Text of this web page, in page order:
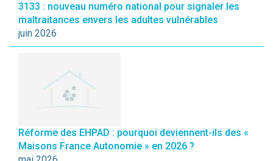
3133 : nouveau numéro national pour signaler les
maltraitances envers les adultes vulnérables
juin 2026
Réforme des EHPAD : pourquoi deviennent-ils des «
Maisons France Autonomie » en 2026 ?